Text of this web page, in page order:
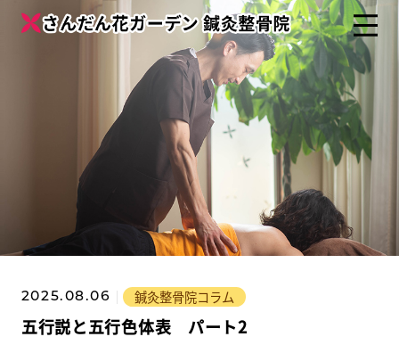
2025.08.06 鍼灸整骨院コラム
五行説と五行色体表 パート2